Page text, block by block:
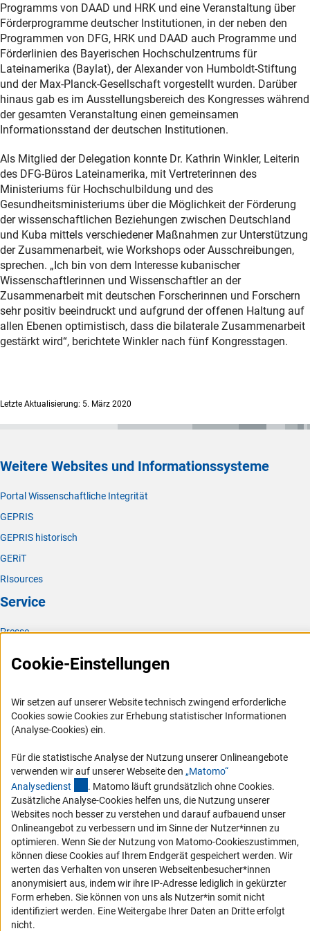
Programms von DAAD und HRK und eine Veranstaltung über
Förderprogramme deutscher Institutionen, in der neben den
Programmen von DFG, HRK und DAAD auch Programme und
Förderlinien des Bayerischen Hochschulzentrums für
Lateinamerika (Baylat), der Alexander von Humboldt-Stiftung
und der Max-Planck-Gesellschaft vorgestellt wurden. Darüber
hinaus gab es im Ausstellungsbereich des Kongresses während
der gesamten Veranstaltung einen gemeinsamen
Informationsstand der deutschen Institutionen.
Als Mitglied der Delegation konnte Dr. Kathrin Winkler, Leiterin
des DFG-Büros Lateinamerika, mit Vertreterinnen des
Ministeriums für Hochschulbildung und des
Gesundheitsministeriums über die Möglichkeit der Förderung
der wissenschaftlichen Beziehungen zwischen Deutschland
und Kuba mittels verschiedener Maßnahmen zur Unterstützung
der Zusammenarbeit, wie Workshops oder Ausschreibungen,
sprechen. „Ich bin von dem Interesse kubanischer
Wissenschaftlerinnen und Wissenschaftler an der
Zusammenarbeit mit deutschen Forscherinnen und Forschern
sehr positiv beeindruckt und aufgrund der offenen Haltung auf
allen Ebenen optimistisch, dass die bilaterale Zusammenarbeit
gestärkt wird“, berichtete Winkler nach fünf Kongresstagen.
Letzte Aktualisierung: 5. März 2020
Weitere Websites und Informationssysteme
Portal Wissenschaftliche Integrität
GEPRIS
GEPRIS historisch
GERiT
RIsources
Service
Presse
Karriere
RSS-Feeds
Compliance
Vergabeverfahren
Barrierefreiheit
Service und Informationen für Menschen mit Behinderungen
Erklärung zur Barrierefreiheit
Barriere melden
DFG-aktuell
Erhalten Sie Neuigkeiten aus der DFG direkt in Ihr Mailpostfach oder
schauen Sie sich die Ausgaben online an.
Cookie-Einstellungen
Wir setzen auf unserer Website technisch zwingend erforderliche
Cookies sowie Cookies zur Erhebung statistischer Informationen
(Analyse-Cookies) ein.
Für die statistische Analyse der Nutzung unserer Onlineangebote
verwenden wir auf unserer Webseite den „Matomo“
Analysedienst (externer Link)
. Matomo läuft grundsätzlich ohne Cookies.
Zusätzliche Analyse-Cookies helfen uns, die Nutzung unserer
Websites noch besser zu verstehen und darauf aufbauend unser
Onlineangebot zu verbessern und im Sinne der Nutzer*innen zu
optimieren. Wenn Sie der Nutzung von Matomo-Cookieszustimmen,
können diese Cookies auf Ihrem Endgerät gespeichert werden. Wir
werten das Verhalten von unseren Webseitenbesucher*innen
anonymisiert aus, indem wir ihre IP-Adresse lediglich in gekürzter
Form erheben. Sie können von uns als Nutzer*in somit nicht
identifiziert werden. Eine Weitergabe Ihrer Daten an Dritte erfolgt
nicht.